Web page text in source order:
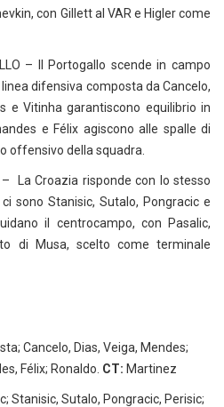
con Gillett al VAR e Higler come
– Il Portogallo scende in campo
linea difensiva composta da Cancelo,
e Vitinha garantiscono equilibrio in
e Félix agiscono alle spalle di
offensivo della squadra.
– La Croazia risponde con lo stesso
sono Stanisic, Sutalo, Pongracic e
il centrocampo, con Pasalic,
di Musa, scelto come terminale
Cancelo, Dias, Veiga, Mendes;
Félix; Ronaldo. CT: Martinez
Stanisic, Sutalo, Pongracic, Perisic;